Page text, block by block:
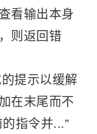
看输出本身
则返回错
提示以缓解
在末尾而不
指令并...”